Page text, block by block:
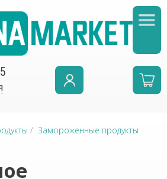
/ Замороженные продукты